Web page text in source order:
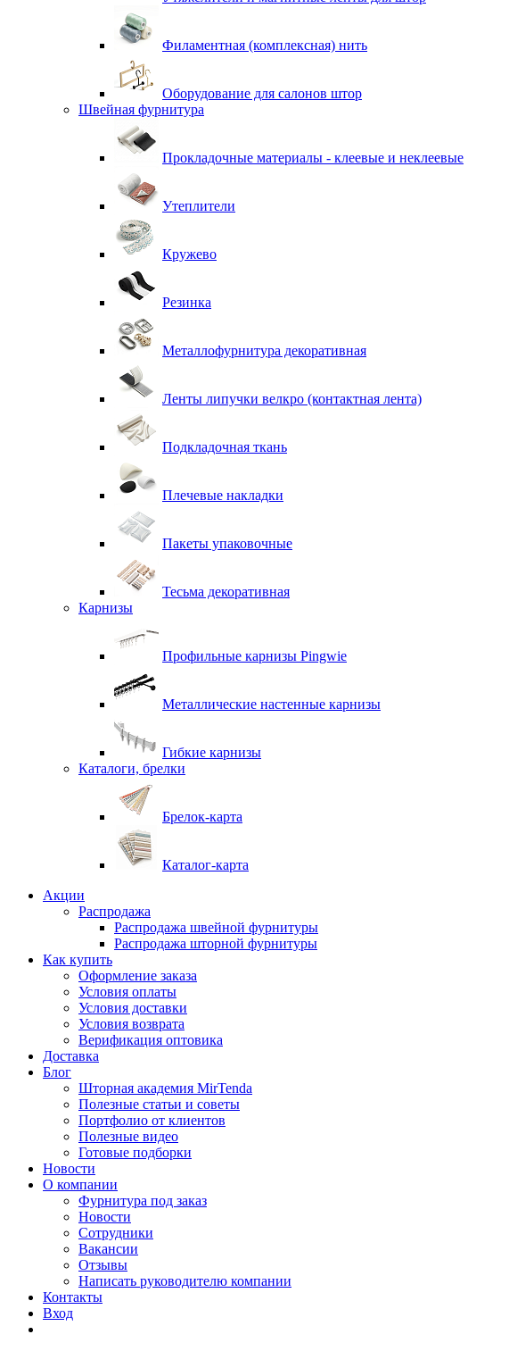
Филаментная (комплексная) нить
Оборудование для салонов штор
Швейная фурнитура
Прокладочные материалы - клеевые и неклеевые
Утеплители
Кружево
Резинка
Металлофурнитура декоративная
Ленты липучки велкро (контактная лента)
Подкладочная ткань
Плечевые накладки
Пакеты упаковочные
Тесьма декоративная
Карнизы
Профильные карнизы Pingwie
Металлические настенные карнизы
Гибкие карнизы
Каталоги, брелки
Брелок-карта
Каталог-карта
Акции
Распродажа
Распродажа швейной фурнитуры
Распродажа шторной фурнитуры
Как купить
Оформление заказа
Условия оплаты
Условия доставки
Условия возврата
Верификация оптовика
Доставка
Блог
Шторная академия MirTenda
Полезные статьи и советы
Портфолио от клиентов
Полезные видео
Готовые подборки
Новости
О компании
Фурнитура под заказ
Новости
Сотрудники
Вакансии
Отзывы
Написать руководителю компании
Контакты
Вход